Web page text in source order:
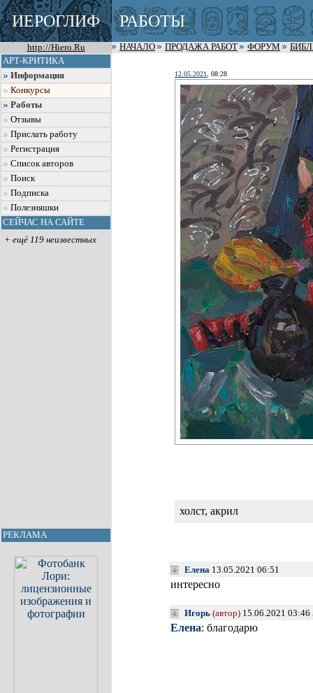
ИЕРОГЛИФ РАБОТЫ
http://Hiero.Ru НАЧАЛО ПРОДАЖА РАБОТ ФОРУМ
АРТ-КРИТИКА
Информация
Конкурсы
Работы
Отзывы
Прислать работу
Регистрация
Список авторов
Поиск
Подписка
Полезняшки
СЕЙЧАС НА САЙТЕ
+ ещё 119 неизвестных
РЕКЛАМА
12.05.2021 , 08:28
холст, акрил
Елена 13.05.2021 06:51
интересно
Игорь (автор) 15.06.2021 03:46
Елена: благодарю